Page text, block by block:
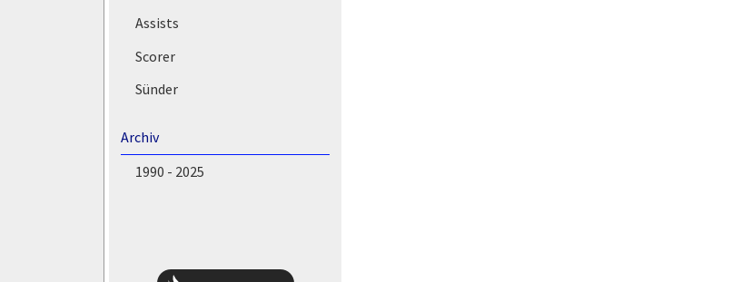
Assists
Scorer
Sünder
Archiv
1990 - 2025